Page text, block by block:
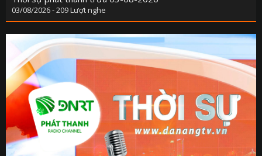
ĐẤU THẦU, MUA SẮM
KẾ HOẠCH PHÁT TRIỂN
LỊCH CƠ
TIN
THÔNG BÁO - TUYỂN
THÔNG TIN BÁO
03/08/2026 - 209 Lượt nghe